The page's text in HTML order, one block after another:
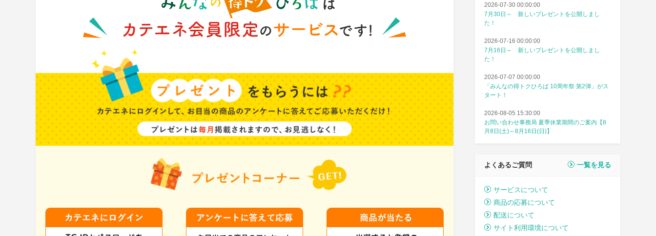
2026-07-30 00:00:00
7月30日～ 新しいプレゼントを公開しまし
た！
2026-07-16 00:00:00
7月16日～ 新しいプレゼントを公開しまし
た！
2026-07-07 00:00:00
「みんなの得トクひろば 10周年祭 第2弾」がス
タート！
2026-08-05 15:30:00
お問い合わせ事務局 夏季休業期間のご案内【8
月8日(土)～8月16日(日)】
よくあるご質問 一覧を見る
サービスについて
商品の応募について
配送について
サイト利用環境について